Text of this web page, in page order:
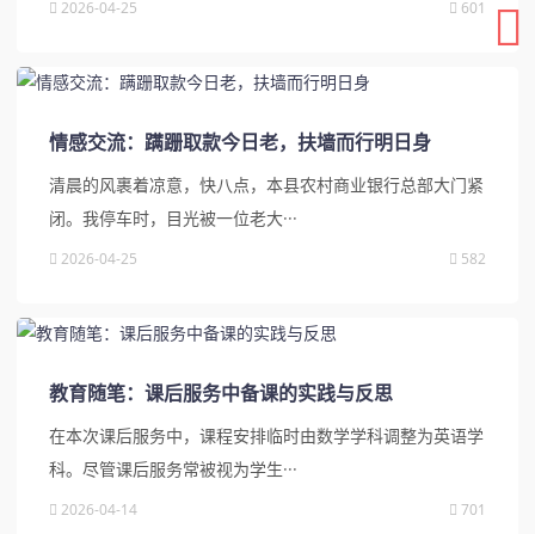
2026-04-25 601
情感交流：蹒跚取款今日老，扶墙而行明日身
清晨的风裹着凉意，快八点，本县农村商业银行总部大门紧
闭。我停车时，目光被一位老大···
2026-04-25 582
教育随笔：课后服务中备课的实践与反思
在本次课后服务中，课程安排临时由数学学科调整为英语学
科。尽管课后服务常被视为学生···
2026-04-14 701